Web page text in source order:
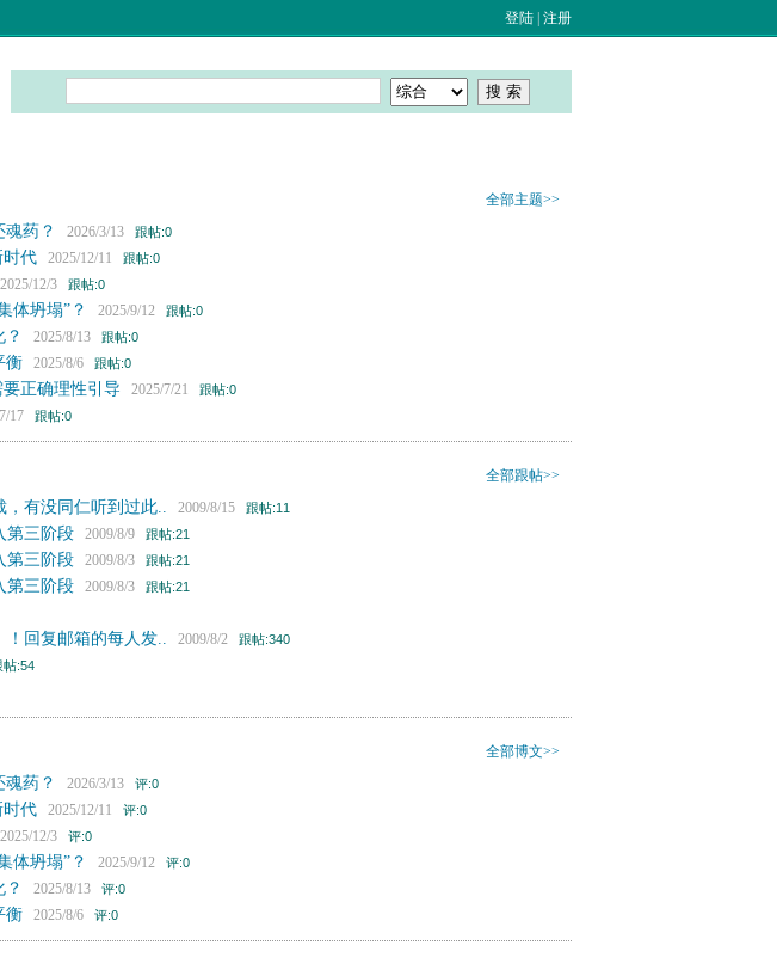
登陆 注册
全部主题>>
药？ 2026/3/13 跟帖:0
时代 2025/12/11 跟帖:0
12/3 跟帖:0
体坍塌”？ 2025/9/12 跟帖:0
2025/8/13 跟帖:0
衡 2025/8/6 跟帖:0
正确理性引导 2025/7/21 跟帖:0
17 跟帖:0
全部跟帖>>
，有没同仁听到过此.. 2009/8/15 跟帖:11
第三阶段 2009/8/9 跟帖:21
第三阶段 2009/8/3 跟帖:21
第三阶段 2009/8/3 跟帖:21
！回复邮箱的每人发.. 2009/8/2 跟帖:340
帖:54
全部博文>>
药？ 2026/3/13 评:0
时代 2025/12/11 评:0
12/3 评:0
体坍塌”？ 2025/9/12 评:0
2025/8/13 评:0
衡 2025/8/6 评:0